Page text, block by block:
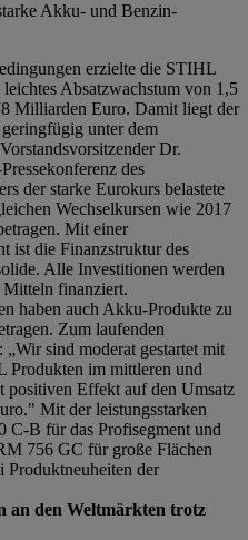
Akku- und Benzin-
erzielte die STIHL
Absatzwachstum von 1,5
Milliarden Euro. Damit liegt der
unter dem
Dr.
des
der starke Eurokurs belastete
Wechselkursen wie 2017
Mit einer
ist die Finanzstruktur des
Alle Investitionen werden
finanziert.
haben auch Akku-Produkte zu
Zum laufenden
sind moderat gestartet mit
Produkten im mittleren und
positiven Effekt auf den Umsatz
Mit der leistungsstarken
B für das Profisegment und
756 GC für große Flächen
Produktneuheiten der
an den Weltmärkten trotz